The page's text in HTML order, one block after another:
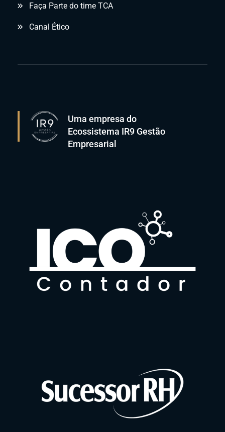
Faça Parte do time TCA
Canal Ético
Uma empresa do
Ecossistema IR9 Gestão
Empresarial